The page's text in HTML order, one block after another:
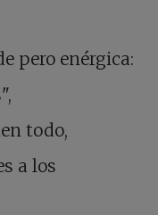
pero enérgica:
todo,
a los